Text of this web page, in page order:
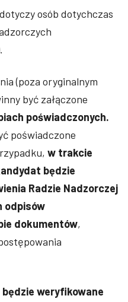
osób dotychczas
(poza oryginalnym
być załączone
poświadczonych.
poświadczone
w trakcie
będzie
Radzie Nadzorczej
odpisów
dokumentów,
weryfikowane